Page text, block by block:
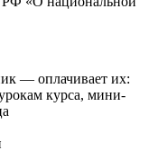
— оплачивает их:
курса, мини-